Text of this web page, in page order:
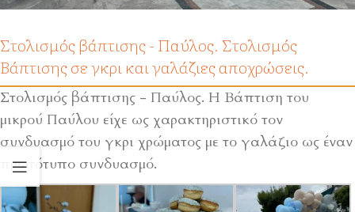
Στολισμός βάπτισης - Παύλος. Στολισμός
Βάπτισης σε γκρι και γαλάζιες αποχρώσεις.
Στολισμός βάπτισης - Παύλος. Η Βάπτιση του
μικρού Παύλου είχε ως χαρακτηριστικό τον
συνδυασμό του γκρι χρώματος με το γαλάζιο ως έναν
πρωτότυπο συνδυασμό.